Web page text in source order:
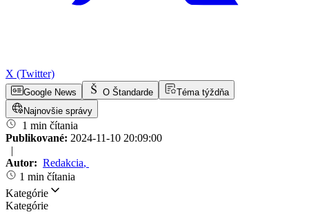
X (Twitter)
Google News O Štandarde
Téma týždňa
Najnovšie správy
1 min čítania
Publikované: 2024-11-10 20:09:00
|
Autor: Redakcia,
1 min čítania
Kategórie
Kategórie